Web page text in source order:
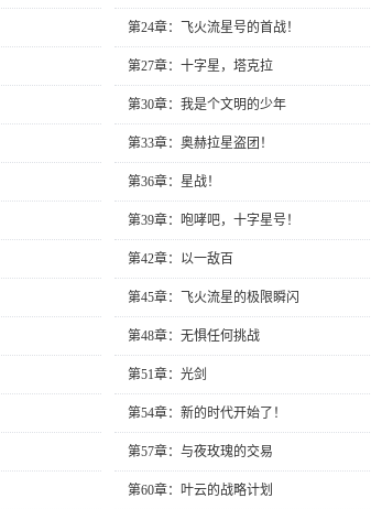
第24章：飞火流星号的首战！
第27章：十字星，塔克拉
第30章：我是个文明的少年
第33章：奥赫拉星盗团！
第36章：星战！
第39章：咆哮吧，十字星号！
第42章：以一敌百
第45章：飞火流星的极限瞬闪
第48章：无惧任何挑战
第51章：光剑
第54章：新的时代开始了！
第57章：与夜玫瑰的交易
第60章：叶云的战略计划